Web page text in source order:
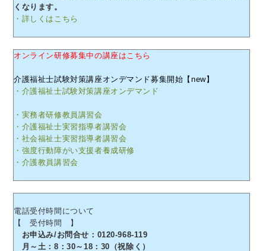
くなります。
・詳しくはこちら
オンライン研修募集中の講座はこちら
介護福祉士試験対策講座オンデマンド募集開始【new】
・介護福祉士試験対策講座オンデマンド
・実務者研修教員講習会
・介護福祉士実習指導者講習会
・社会福祉士実習指導者講習会
・強度行動障がい支援者養成研修
・介護教員講習会
電話受付時間について
【 受付時間 】
お申込み/お問合せ：0120-968-119
月～土：8：30～18：30（祝除く）